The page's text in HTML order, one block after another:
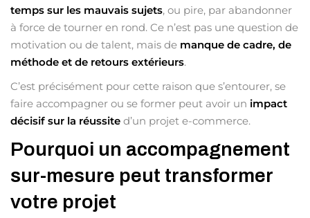
temps sur les mauvais sujets, ou pire, par abandonner
à force de tourner en rond. Ce n’est pas une question de
motivation ou de talent, mais de manque de cadre, de
méthode et de retours extérieurs.
C’est précisément pour cette raison que s’entourer, se
faire accompagner ou se former peut avoir un impact
décisif sur la réussite d’un projet e-commerce.
Pourquoi un accompagnement
sur-mesure peut transformer
votre projet